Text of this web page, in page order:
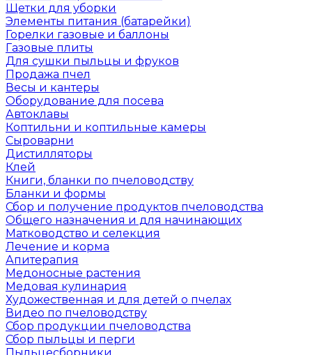
Щетки для уборки
Элементы питания (батарейки)
Горелки газовые и баллоны
Газовые плиты
Для сушки пыльцы и фруков
Продажа пчел
Весы и кантеры
Оборудование для посева
Автоклавы
Коптильни и коптильные камеры
Сыроварни
Дистилляторы
Клей
Книги, бланки по пчеловодству
Бланки и формы
Сбор и получение продуктов пчеловодства
Общего назначения и для начинающих
Матководство и селекция
Лечение и корма
Апитерапия
Медоносные растения
Медовая кулинария
Художественная и для детей о пчелах
Видео по пчеловодству
Сбор продукции пчеловодства
Сбор пыльцы и перги